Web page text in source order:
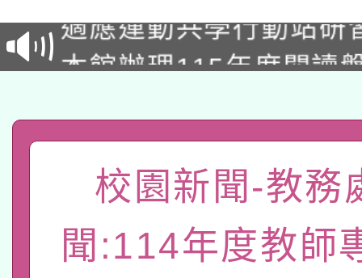
招甄選結果公告(無人
招)
本館辦理115年度閱讀
礎課程
A3數位素養講師名單
「數位內容與教學軟
pilot」
薪期間赴陸應申請許可
轉知經濟部水利署委託
校園新聞-教務
聞:114年度教師